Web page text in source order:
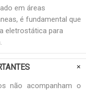
em áreas
é fundamental que
eletrostática para
não acompanham o